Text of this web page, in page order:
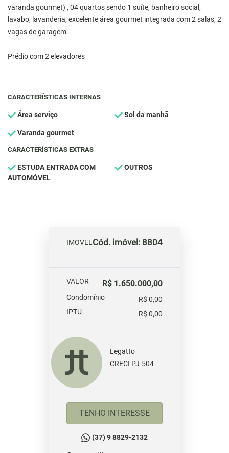
varanda gourmet) , 04 quartos sendo 1 suíte, banheiro social,
lavabo, lavanderia, excelente área gourmet integrada com 2 salas, 2
vagas de garagem.
Prédio com 2 elevadores
CARACTERÍSTICAS INTERNAS
Área serviço Sol da manhã
Varanda gourmet
CARACTERÍSTICAS EXTRAS
ESTUDA ENTRADA COM
AUTOMÓVEL
OUTROS
IMOVELCód. imóvel: 8804
VALOR R$ 1.650.000,00
Condomínio
R$ 0,00
IPTU
R$ 0,00
Legatto
CRECI PJ-504
TENHO INTERESSE
(37) 9 8829-2132